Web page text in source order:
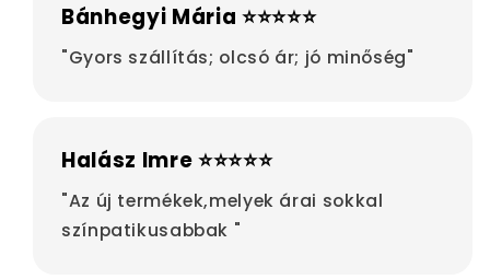
Bánhegyi Mária ⭐⭐⭐⭐⭐
"Gyors szállítás; olcsó ár; jó minőség"
Halász Imre ⭐⭐⭐⭐⭐
"Az új termékek,melyek árai sokkal
színpatikusabbak "